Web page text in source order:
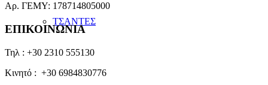
ΤΣΑΝΤΕΣ
Αρ. ΓΕΜΥ: 178714805000
ΕΠΙΚΟΙΝΩΝΙΑ
Τηλ : +30 2310 555130
Κινητό : +30 6984830776